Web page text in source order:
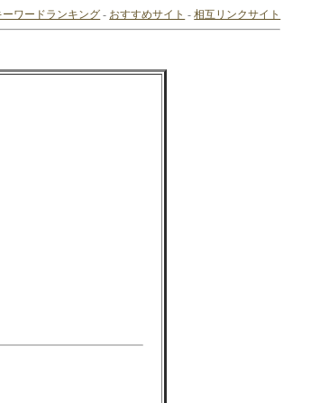
ーワードランキング - おすすめサイト -相互リンクサイト